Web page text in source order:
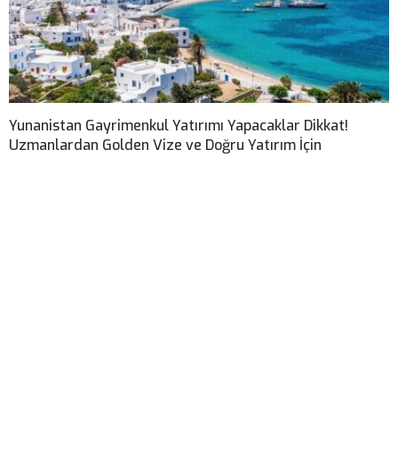
Yunanistan Gayrimenkul Yatırımı Yapacaklar Dikkat!
Uzmanlardan Golden Vize ve Doğru Yatırım İçin